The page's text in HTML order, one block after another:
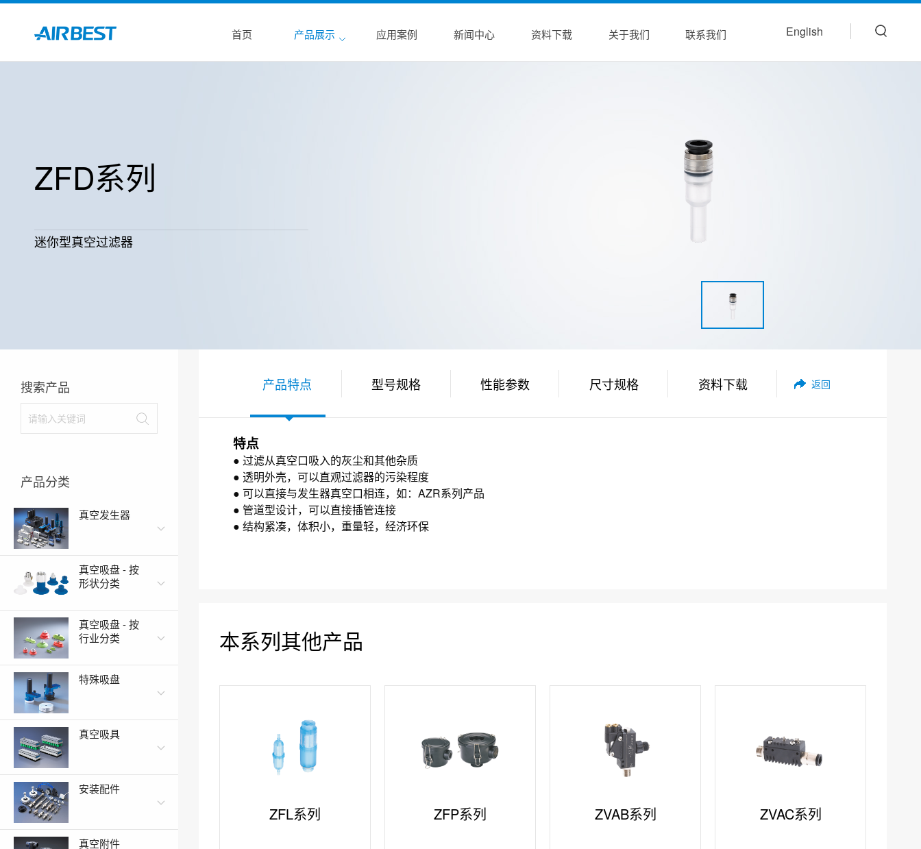
首页 产品展示 应用案例 新闻中心 资料下载 关于我们 联系我们 English
ZFD系列
迷你型真空过滤器
搜索产品
产品分类
真空发生器
真空吸盘 - 按
形状分类
真空吸盘 - 按
行业分类
特殊吸盘
真空吸具
安装配件
真空附件
产品特点 型号规格 性能参数 尺寸规格 资料下载 返回
特点
● 过滤从真空口吸入的灰尘和其他杂质
● 透明外壳，可以直观过滤器的污染程度
● 可以直接与发生器真空口相连，如：AZR系列产品
● 管道型设计，可以直接插管连接
● 结构紧凑，体积小，重量轻，经济环保
本系列其他产品
ZFL系列 ZFP系列 ZVAB系列 ZVAC系列